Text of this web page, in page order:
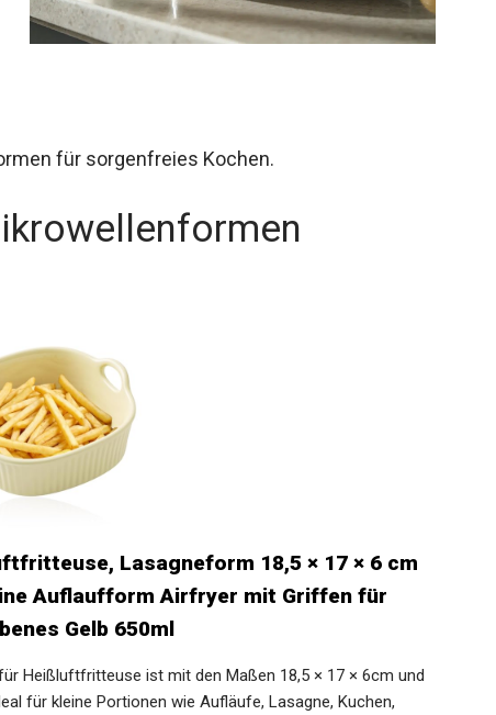
für sorgenfreies Kochen.
Lasagneform 18,5 × 17 × 6 cm
Auflaufform Airfryer mit Griffen für
Gelb 650ml
Heißluftfritteuse ist mit den Maßen 18,5 × 17 × 6cm und
für kleine Portionen wie Aufläufe, Lasagne, Kuchen,